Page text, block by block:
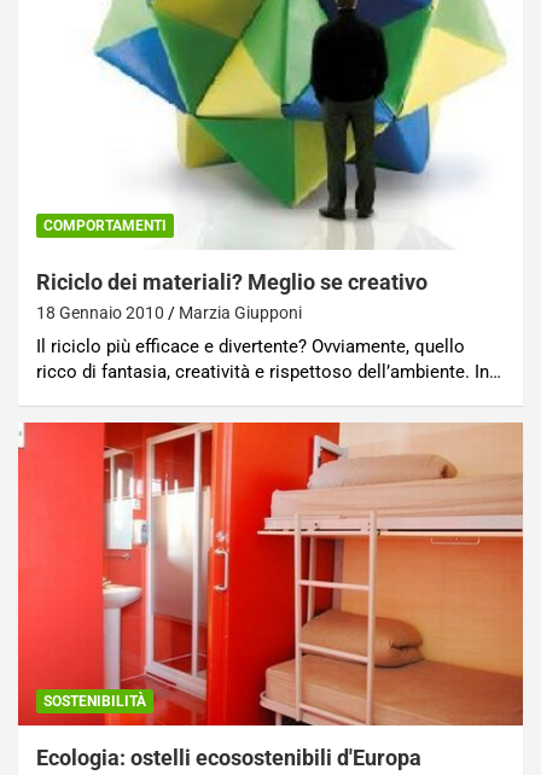
COMPORTAMENTI
Riciclo dei materiali? Meglio se creativo
18 Gennaio 2010 Marzia Giupponi
Il riciclo più efficace e divertente? Ovviamente, quello
ricco di fantasia, creatività e rispettoso dell’ambiente. In…
SOSTENIBILITÀ
Ecologia: ostelli ecosostenibili d'Europa